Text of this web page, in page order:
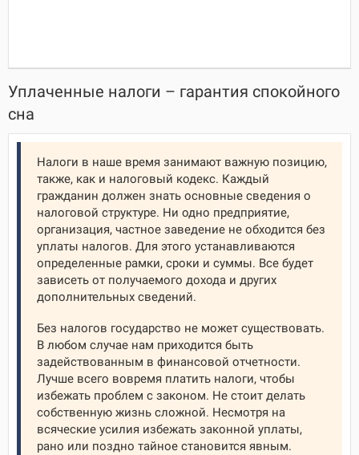
Уплаченные налоги – гарантия спокойного
сна
Налоги в наше время занимают важную позицию,
также, как и налоговый кодекс. Каждый
гражданин должен знать основные сведения о
налоговой структуре. Ни одно предприятие,
организация, частное заведение не обходится без
уплаты налогов. Для этого устанавливаются
определенные рамки, сроки и суммы. Все будет
зависеть от получаемого дохода и других
дополнительных сведений.
Без налогов государство не может существовать.
В любом случае нам приходится быть
задействованным в финансовой отчетности.
Лучше всего вовремя платить налоги, чтобы
избежать проблем с законом. Не стоит делать
собственную жизнь сложной. Несмотря на
всяческие усилия избежать законной уплаты,
рано или поздно тайное становится явным.